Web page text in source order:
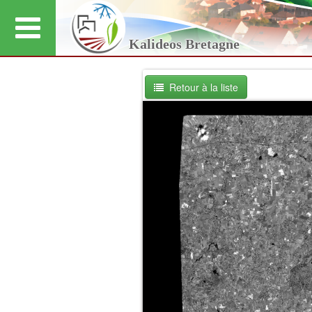
Kalideos Bretagne
Retour à la liste